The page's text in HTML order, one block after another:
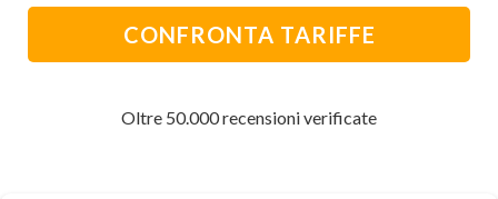
CONFRONTA TARIFFE
Oltre 50.000 recensioni verificate